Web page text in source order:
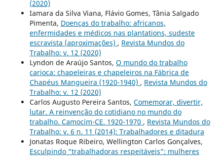
(2020)
Iamara da Silva Viana, Flávio Gomes, Tânia Salgado
Pimenta, Doenças do trabalho: africanos,
enfermidades e médicos nas plantations, sudeste
escravista (aproximações) , Revista Mundos do
Trabalho: v. 12 (2020)
Lyndon de Araújo Santos, O mundo do trabalho
carioca: chapeleiras e chapeleiros na Fábrica de
Chapéus Mangueira (1920-1940) , Revista Mundos do
Trabalho: v. 12 (2020)
Carlos Augusto Pereira Santos, Comemorar, divertir,
lutar. A reinvenção do cotidiano no mundo do
trabalho. Camocim-CE. 1920-1970 , Revista Mundos do
Trabalho: v. 6 n. 11 (2014): Trabalhadores e ditadura
Jonatas Roque Ribeiro, Wellington Carlos Gonçalves,
Esculpindo “trabalhadoras respeitáveis”: mulheres